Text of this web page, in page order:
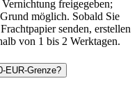
freigegeben;
möglich. Sobald Sie
senden, erstellen
von 1 bis 2 Werktagen.
EUR-Grenze?